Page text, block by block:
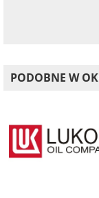
PODOBNE W